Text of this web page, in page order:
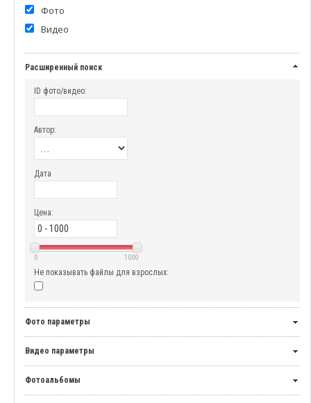
Фото
Видео
Расширенный поиск
ID фото/видео:
Автор:
Дата
Цена:
0 1000
Не показывать файлы для взрослых:
Фото параметры
Видео параметры
Фотоальбомы